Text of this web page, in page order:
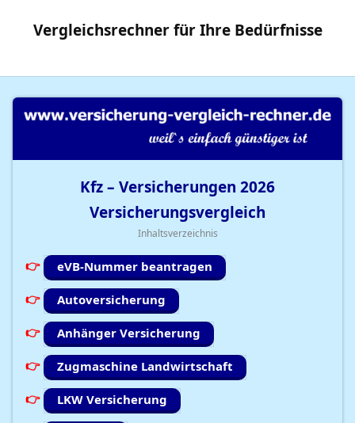
Vergleichsrechnerfür Ihre Bedürfnisse
Kfz – Versicherungen 2026
Versicherungsvergleich
Inhaltsverzeichnis
eVB-Nummer beantragen
Autoversicherung
Anhänger Versicherung
Zugmaschine Landwirtschaft
LKW Versicherung